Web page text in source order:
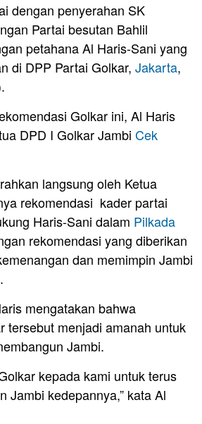
dengan penyerahan SK
Partai besutan Bahlil
petahana Al Haris-Sani yang
di DPP Partai Golkar, Jakarta,
Golkar ini, Al Haris
DPD I Golkar Jambi Cek
langsung oleh Ketua
rekomendasi kader partai
Haris-Sani dalam Pilkada
rekomendasi yang diberikan
dan memimpin Jambi
mengatakan bahwa
tersebut menjadi amanah untuk
Jambi.
kepada kami untuk terus
Jambi kedepannya,” kata Al